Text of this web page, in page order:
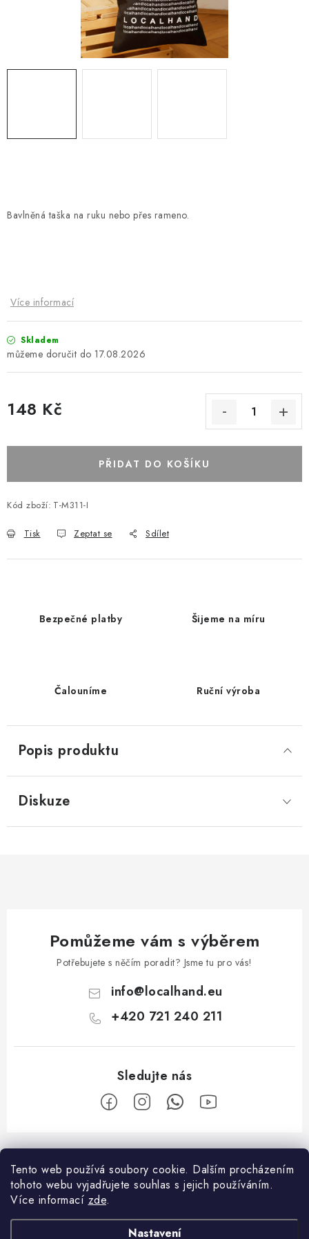
Tento web používá soubory cookie. Dalším procházením
tohoto webu vyjadřujete souhlas s jejich používáním.
Více informací zde.
Nastavení
Platba a doprava
Reklamační řád
Všeobecné obchodní podmínky
Jak využíváme cookies
Ochrana osobních údajů
Odstoupení od smlouvy
Bavlněná taška na ruku nebo přes rameno.
Více informací
Skladem
17.08.2026
148 Kč
PŘIDAT DO KOŠÍKU
Kód zboží: T-M311-I
Tisk Zeptat se Sdílet
Bezpečné platby Šijeme na míru
Čalouníme Ruční výroba
Popis produktu
Diskuze
Pomůžeme vám s výběrem
Potřebujete s něčím poradit? Jsme tu pro vás!
info@localhand.eu
+420 721 240 211
Z
á
Facebook
O nákupu